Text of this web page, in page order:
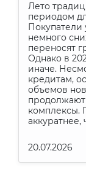
Образ жизни
Маркетинг и
Лето
периодом
Покупатели
немного
переносят
Однако в
иначе.
кредитам,
объемов
комплексы.
аккуратнее,
20.07.2026